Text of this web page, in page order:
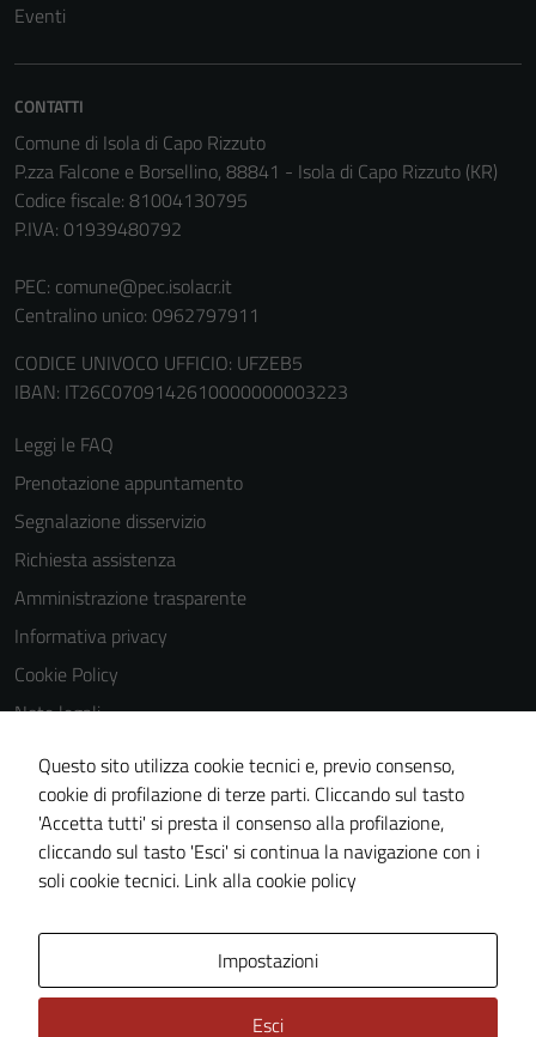
Eventi
CONTATTI
Comune di Isola di Capo Rizzuto
P.zza Falcone e Borsellino, 88841 - Isola di Capo Rizzuto (KR)
Codice fiscale: 81004130795
P.IVA: 01939480792
PEC: comune@pec.isolacr.it
Centralino unico: 0962797911
CODICE UNIVOCO UFFICIO: UFZEB5
IBAN: IT26C0709142610000000003223
Leggi le FAQ
Prenotazione appuntamento
Segnalazione disservizio
Richiesta assistenza
Amministrazione trasparente
Informativa privacy
Cookie Policy
Note legali
Obiettivi di accessibilità
Dichiarazione di accessibilità
Piano di miglioramento del sito
Whistleblowing
Media policy
Questo sito utilizza cookie tecnici e, previo consenso,
cookie di profilazione di terze parti. Cliccando sul tasto
'Accetta tutti' si presta il consenso alla profilazione,
cliccando sul tasto 'Esci' si continua la navigazione con i
soli cookie tecnici. Link alla cookie policy
Impostazioni
Esci
non raccolgono
(si veda la
peggiore la
navigazione e
la fruizione
delle
funzionalità
del sito.
Experience